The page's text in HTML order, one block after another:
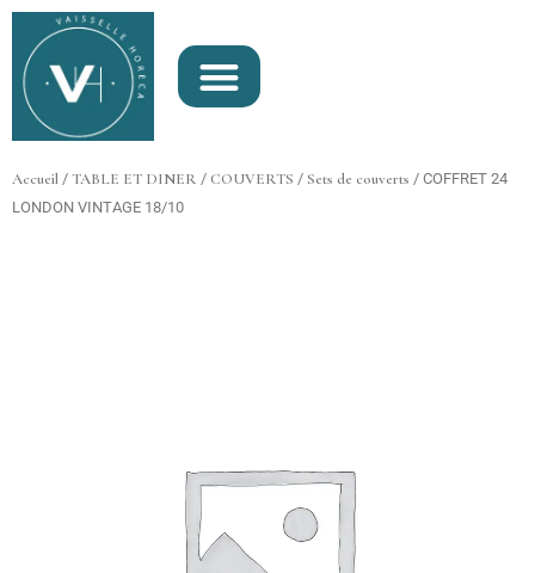
Aller
contenu
Accueil / TABLE ET DINER / COUVERTS / Sets de couverts / COFFRET 24
LONDON VINTAGE 18/10